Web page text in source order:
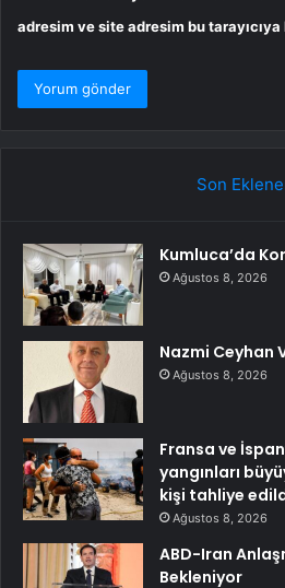
adresim ve site adresim bu
Son
Kumluca’da
Ağustos 8, 2026
Nazmi Ceyhan
Ağustos 8, 2026
Fransa ve
yangınları
kişi tahliye
Ağustos 8, 2026
ABD-Iran
Bekleniyor